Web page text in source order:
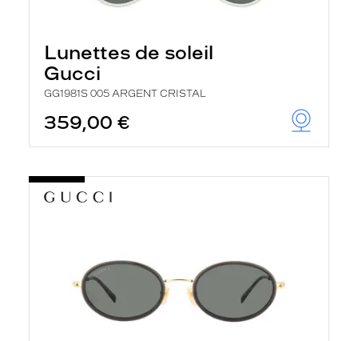
Lunettes de soleil
Gucci
GG1981S 005 ARGENT CRISTAL
359,00 €